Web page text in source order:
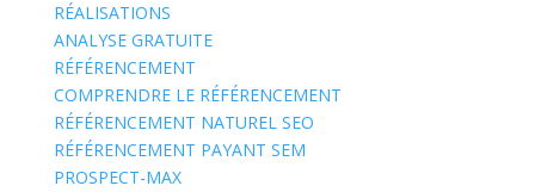
RÉALISATIONS
ANALYSE GRATUITE
RÉFÉRENCEMENT
COMPRENDRE LE RÉFÉRENCEMENT
RÉFÉRENCEMENT NATUREL SEO
RÉFÉRENCEMENT PAYANT SEM
PROSPECT-MAX